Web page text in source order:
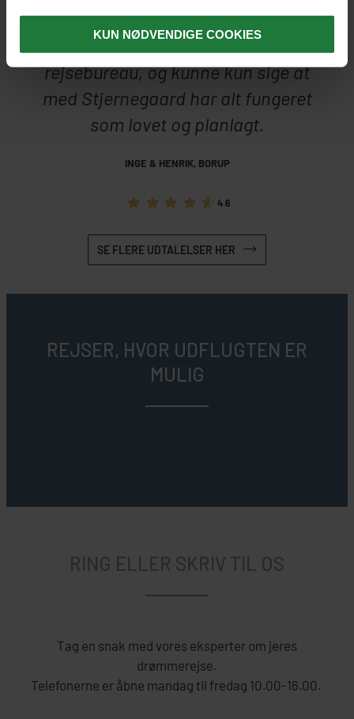
KUN NØDVENDIGE COOKIES
aftalt tid. Vi talte med andre der var
knap så heldige med deres danske
rejsebureau, og kunne kun sige at
med Stjernegaard har alt fungeret
som lovet og planlagt.
INGE & HENRIK, BORUP
4.6
SE FLERE UDTALELSER HER
REJSER, HVOR UDFLUGTEN ER
MULIG
RING ELLER SKRIV TIL OS
Tag en snak med vores eksperter om jeres
drømmerejse.
Telefonerne er åbne mandag til fredag 10.00-16.00.